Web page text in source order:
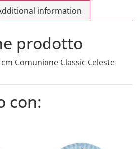
information
prodotto
Comunione Classic Celeste
con: